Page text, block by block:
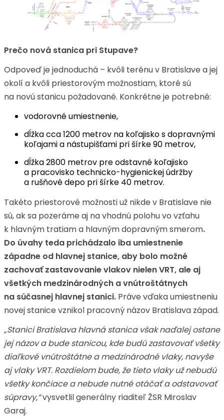
Prečo nová stanica pri Stupave?
Odpoveď je jednoduchá – kvôli terénu v Bratislave a jej
okolí a kvôli priestorovým možnostiam, ktoré sú
na novú stanicu požadované. Konkrétne je potrebné:
vodorovné umiestnenie,
dĺžka cca 1200 metrov na koľajisko s dopravnými
koľajami a nástupišťami pri šírke 90 metrov,
dĺžka 2800 metrov pre odstavné koľajisko
a pracovisko technicko-hygienickej údržby
a rušňové depo pri šírke 40 metrov.
Takéto priestorové možnosti už nikde v Bratislave nie
sú, ak sa pozeráme aj na vhodnú polohu vo vzťahu
k hlavným tratiam a hlavným dopravným smerom.
Do úvahy teda prichádzalo iba umiestnenie
západne od hlavnej stanice, aby bolo možné
zachovať zastavovanie vlakov nielen VRT, ale aj
všetkých medzinárodných a vnútroštátnych
na súčasnej hlavnej stanici. Práve vďaka umiestneniu
novej stanice vznikol pracovný názov Bratislava západ.
„Stanici Bratislava hlavná stanica však naďalej ostane
jej názov a bude stanicou, kde budú zastavovať všetky
diaľkové vnútroštátne a medzinárodné vlaky, navyše
aj vlaky VRT. Rozdielom bude, že tieto vlaky už nebudú
všetky končiace a nebude nutné otáčať a odstavovať
súpravy,“vysvetlil generálny riaditeľ ŽSR Miroslav
Garaj.